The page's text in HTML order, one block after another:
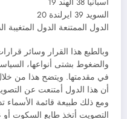
السويد 39 ايرلندة 20
الدول الممتنعة الدول المتغيبة
وبالطبع هذا القرار وسائر
والضغوط بشتى أنواعها،
في مقدمتها. ويتضح هذا من
أن هذا الدول أمتنعت عن
ومع ذلك طبيعة قائمة
التصويت أتخذ طابع السكوت